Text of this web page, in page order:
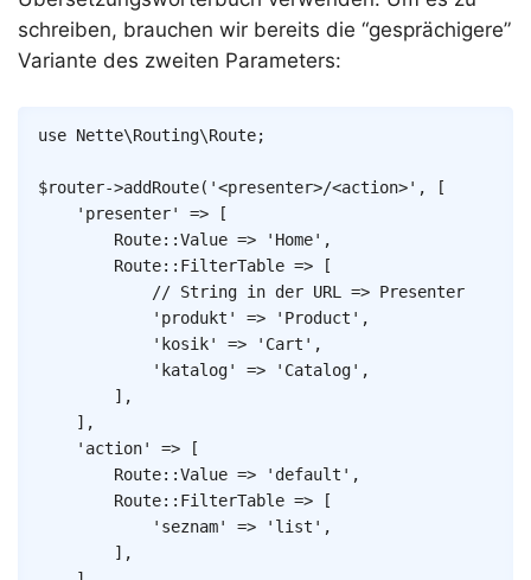
schreiben, brauchen wir bereits die “gesprächigere”
Variante des zweiten Parameters:
use Nette\Routing\Route;
$router->addRoute( '<presenter>/<action>' ,
[
'presenter'
=>
[
Route::Value => 'Home' ,
Route:: FilterTable =>
[
// String in der URL => Presenter
'produkt'
=> 'Product' ,
'kosik'
=> 'Cart' ,
'katalog'
=> 'Catalog' ,
] ,
] ,
'action'
=>
[
Route::Value => 'default' ,
Route:: FilterTable =>
[
'seznam'
=> 'list' ,
] ,